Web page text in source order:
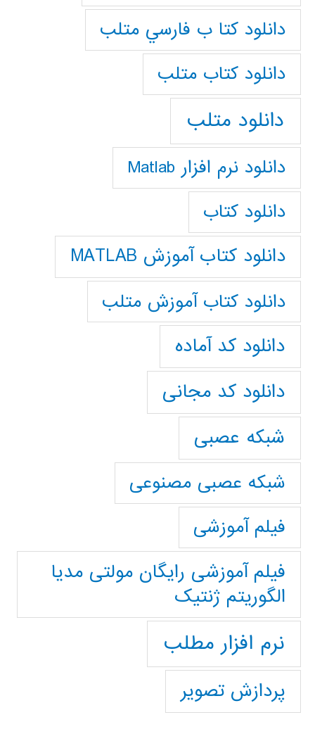
دانلود كتا ب فارسي متلب
دانلود كتاب متلب
دانلود متلب
دانلود نرم افزار Matlab
دانلود کتاب
دانلود کتاب آموزش MATLAB
دانلود کتاب آموزش متلب
دانلود کد آماده
دانلود کد مجانی
شبکه عصبی
شبکه عصبی مصنوعی
فیلم آموزشی
فیلم آموزشی رایگان مولتی مدیا
الگوریتم ژنتیک
نرم افزار مطلب
پردازش تصویر